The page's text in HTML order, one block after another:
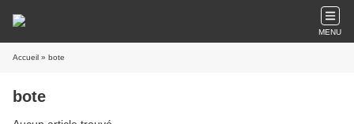
MENU
Accueil » bote
bote